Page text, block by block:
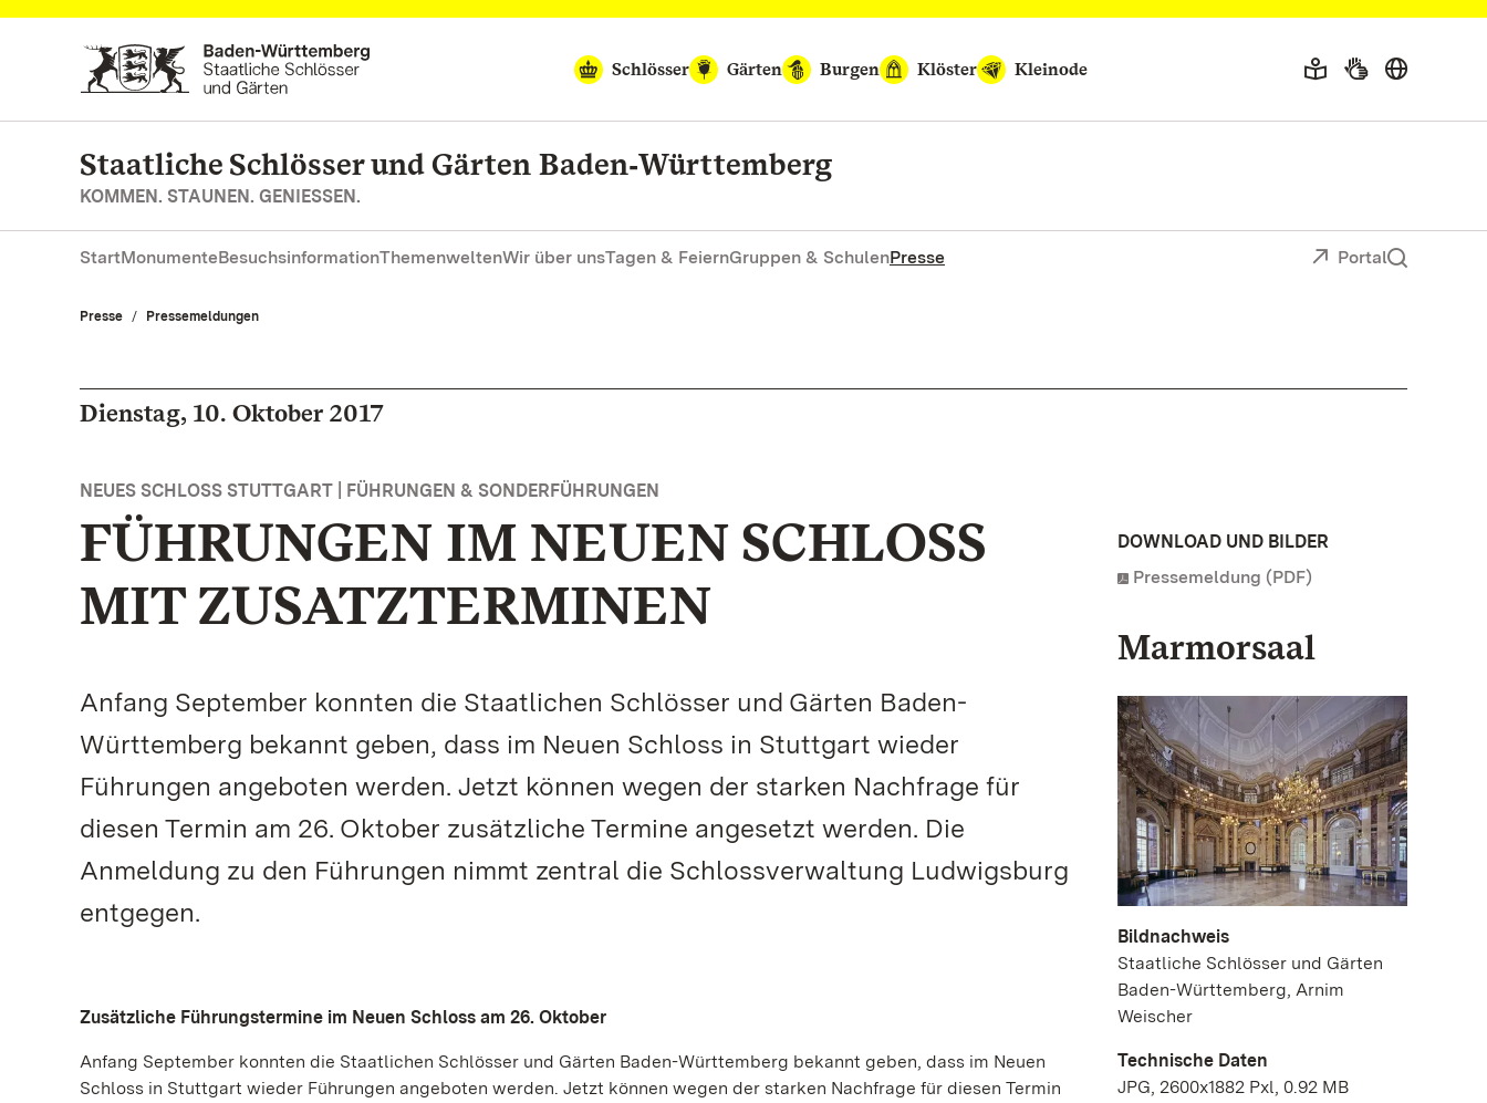
Zum Hauptinhalt springen
Schlösser
Gärten Burgen Klöster Kleinode
Staatliche Schlösser und Gärten Baden‑Württemberg
KOMMEN. STAUNEN. GENIESSEN.
StartMonumenteBesuchsinformationThemenweltenWir über unsTagen & FeiernGruppen & SchulenPresse Portal
Presse Pressemeldungen
Dienstag, 10. Oktober 2017
NEUES SCHLOSS STUTTGART | FÜHRUNGEN & SONDERFÜHRUNGEN
FÜHRUNGEN IM NEUEN SCHLOSS
MIT ZUSATZTERMINEN
Anfang September konnten die Staatlichen Schlösser und Gärten Baden-
Württemberg bekannt geben, dass im Neuen Schloss in Stuttgart wieder
Führungen angeboten werden. Jetzt können wegen der starken Nachfrage für
diesen Termin am 26. Oktober zusätzliche Termine angesetzt werden. Die
Anmeldung zu den Führungen nimmt zentral die Schlossverwaltung Ludwigsburg
entgegen.
Zusätzliche Führungstermine im Neuen Schloss am 26. Oktober
Anfang September konnten die Staatlichen Schlösser und Gärten Baden-Württemberg bekannt geben, dass im Neuen
Schloss in Stuttgart wieder Führungen angeboten werden. Jetzt können wegen der starken Nachfrage für diesen Termin
DOWNLOAD UND BILDER
Pressemeldung (PDF)
Marmorsaal
Bildnachweis
Staatliche Schlösser und Gärten
Baden-Württemberg, Arnim
Weischer
Technische Daten
JPG, 2600x1882 Pxl, 0.92 MB